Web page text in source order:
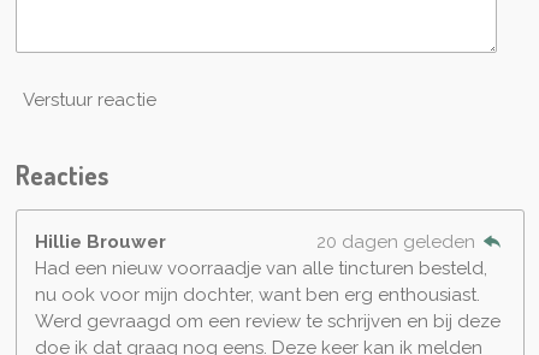
Verstuur reactie
Reacties
Hillie Brouwer
20 dagen geleden
Had een nieuw voorraadje van alle tincturen besteld,
nu ook voor mijn dochter, want ben erg enthousiast.
Werd gevraagd om een review te schrijven en bij deze
doe ik dat graag nog eens. Deze keer kan ik melden